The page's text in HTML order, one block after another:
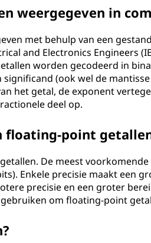
weergegeven in
met behulp van een
and Electronics Engineers
worden gecodeerd in
(ook wel de
het getal, de exponent
deel op.
floating-point
De meest
Enkele precisie maakt een
precisie en een groter
om floating-point